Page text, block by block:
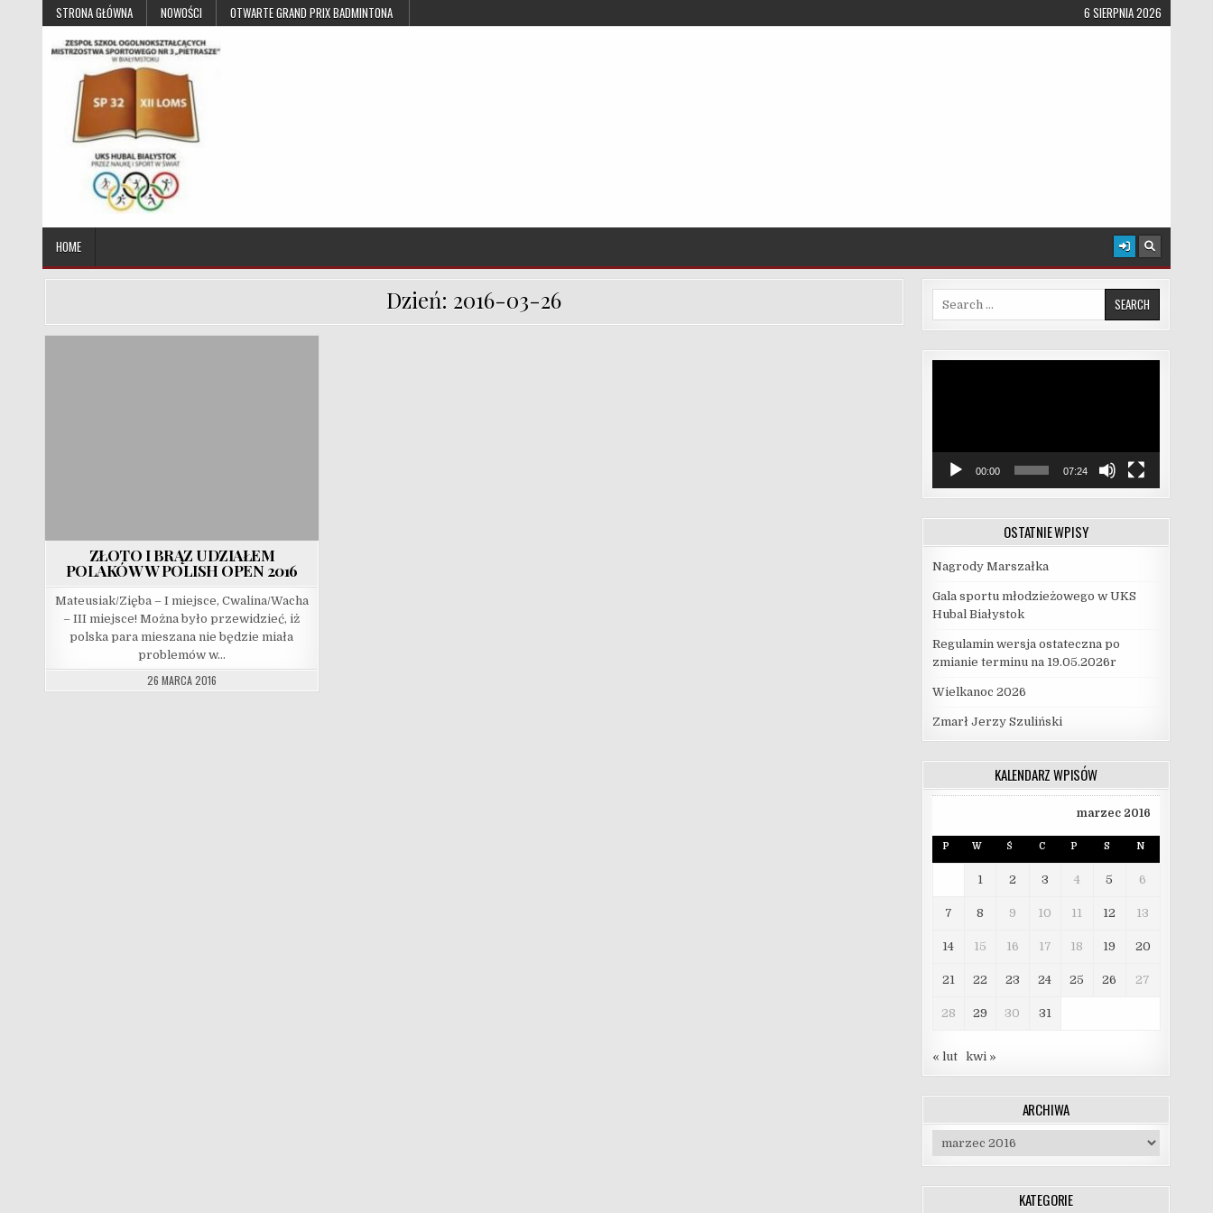
Skip to contentSTRONA GŁÓWNA NOWOŚCI OTWARTE GRAND PRIX BADMINTONA 6 SIERPNIA 2026
UKS Hubal Białystok
HOME
Dzień: 2016-03-26
ZŁOTO I BRĄZ UDZIAŁEM
POLAKÓW W POLISH OPEN 2016
Mateusiak/Zięba – I miejsce, Cwalina/Wacha
– III miejsce! Można było przewidzieć, iż
polska para mieszana nie będzie miała
problemów w…
26 MARCA 2016
Search for:
00:00 07:24
OSTATNIE WPISY
Nagrody Marszałka
Gala sportu młodzieżowego w UKS
Hubal Białystok
Regulamin wersja ostateczna po
zmianie terminu na 19.05.2026r
Wielkanoc 2026
Zmarł Jerzy Szuliński
KALENDARZ WPISÓW
marzec 2016
P W Ś C P S N
1 2 3 4 5 6
7 8 9 10 11 12 13
14 15 16 17 18 19 20
21 22 23 24 25 26 27
28 29 30 31
« lut kwi »
ARCHIWA
Archiwa
KATEGORIE